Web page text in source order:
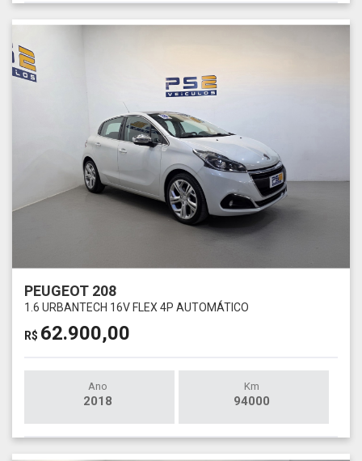
PEUGEOT 208
1.6 URBANTECH 16V FLEX 4P AUTOMÁTICO
R$ 62.900,00
Ano
2018
Km
94000